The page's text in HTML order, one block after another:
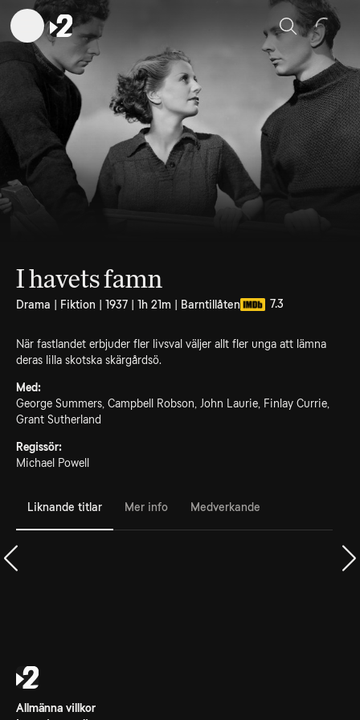
Sök
I havets famn
Drama | Fiktion | 1937 | 1h 21m | Barntillåten 7.3
När fastlandet erbjuder fler livsval väljer allt fler unga att lämna
deras lilla skotska skärgårdsö.
Med:
George Summers, Campbell Robson, John Laurie, Finlay Currie,
Grant Sutherland
Regissör:
Michael Powell
Liknande titlar Mer info Medverkande
Allmänna villkor